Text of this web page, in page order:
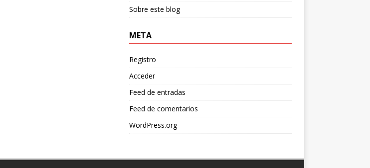
Sobre este blog
META
Registro
Acceder
Feed de entradas
Feed de comentarios
WordPress.org